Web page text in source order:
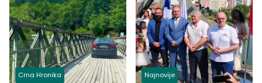
Crna Hronika Najnovije